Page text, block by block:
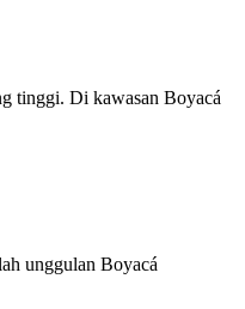
tinggi. Di kawasan Boyacá
unggulan Boyacá